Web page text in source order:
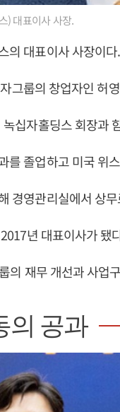
) 대표이사 사장.
의 대표이사 사장이다.
그룹의 창업자인 허
십자홀딩스 회장과
를 졸업하고 미국 위
경영관리실에서 상
년 대표이사가 됐
의 재무 개선과 사업
의 공과